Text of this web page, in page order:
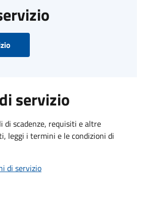
servizio
di scadenze, requisiti e altre
leggi i termini e le condizioni di
di servizio